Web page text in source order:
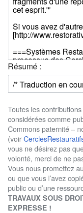
Résumé :
Toutes les
considérées comme
Commons paternité –
(voir
vous ne désirez pas
volonté, merci de ne
Vous nous promettez
ou que vous l’avez
public ou d’une
TRAVAUX SOUS
EXPRESSE !